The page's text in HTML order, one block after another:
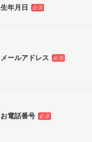
生年月日
メールアドレス
お電話番号